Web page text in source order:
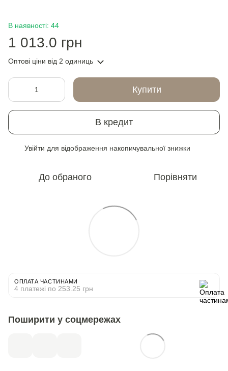
В наявності: 44
1 013.0 грн
Оптові ціни від 2 одиниць
Купити
В кредит
Увійти для відображення накопичувальної знижки
До обраного Порівняти
ОПЛАТА ЧАСТИНАМИ
4 платежі по 253.25 грн
Поширити у соцмережах